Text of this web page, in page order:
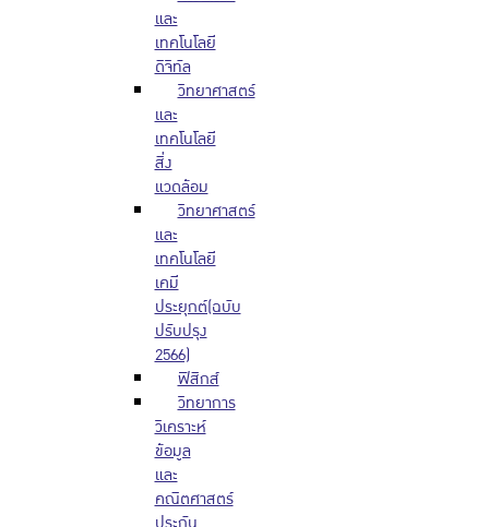
และ
เทคโนโลยี
ดิจิทัล
วิทยาศาสตร์
และ
เทคโนโลยี
สิ่ง
แวดล้อม
วิทยาศาสตร์
และ
เทคโนโลยี
เคมี
ประยุกต์(ฉบับ
ปรับปรุง
2566)
ฟิสิกส์
วิทยาการ
วิเคราะห์
ข้อมูล
และ
คณิตศาสตร์